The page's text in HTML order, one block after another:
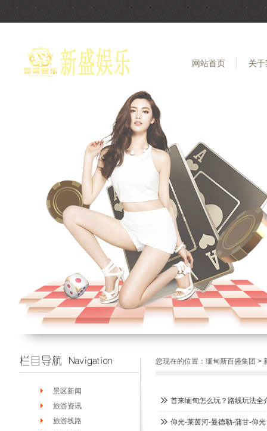
网站首页 关
景区新闻
旅游资讯
旅游线路
您现在的位置： 缅甸新百盛集团 >
首来缅甸怎么玩？路线玩法全
仰光-莱茵河-曼德勒-蒲甘-仰